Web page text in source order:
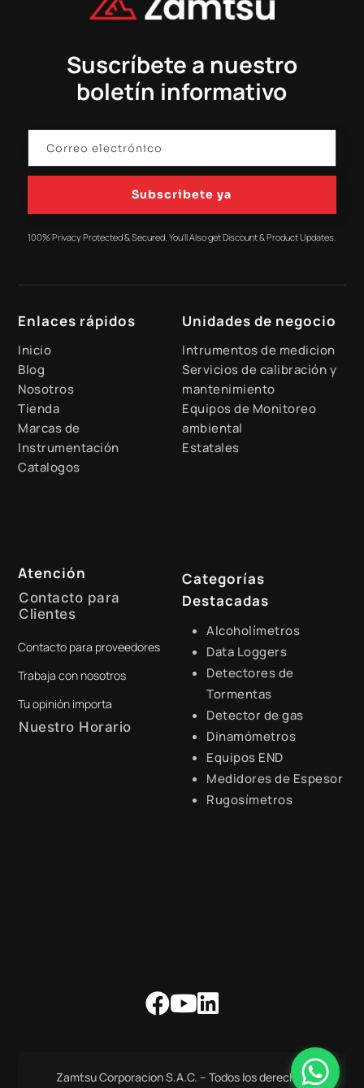
Suscríbete a nuestro
boletín informativo
Subscribete ya
100% Privacy Protected & Secured. You'll Also get Discount & Product Updates.
Enlaces rápidos
Inicio
Blog
Nosotros
Tienda
Marcas de
Instrumentación
Catalogos
Unidades de negocio
Intrumentos de medicion
Servicios de calibración y
mantenimiento
Equipos de Monitoreo
ambiental
Estatales
Atención
Contacto para
Clientes
+51 941 525 454
digital@zamtsu.com
Contacto para proveedores
Trabaja con nosotros
Tu opinión importa
Nuestro Horario
Categorías
Destacadas
Alcoholímetros
Data Loggers
Detectores de
Tormentas
Detector de gas
Dinamómetros
Equipos END
Medidores de Espesor
Rugosímetros
Zamtsu Corporacion S.A.C. – Todos los derechos